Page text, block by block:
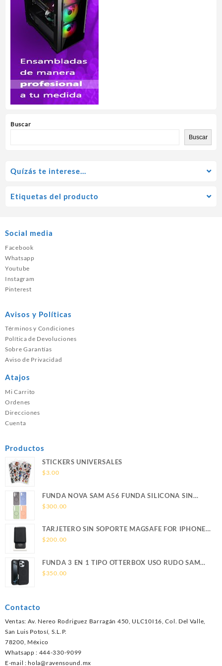
Buscar
Buscar
Quízás te interese…
Etiquetas del producto
Social media
Facebook
Whatsapp
Youtube
Instagram
Pinterest
Avisos y Políticas
Términos y Condiciones
Política de Devoluciones
Sobre Garantías
Aviso de Privacidad
Atajos
Mi Carrito
Ordenes
Direcciones
Cuenta
Productos
STICKERS UNIVERSALES
$3.00
FUNDA NOVA SAM A56 FUNDA SILICONA SIN
SOPORTE MAGNETICO SAMSUNG
$300.00
TARJETERO SIN SOPORTE MAGSAFE FOR IPHONE
LEATHER WALLET MAGSAFE
$200.00
FUNDA 3 EN 1 TIPO OTTERBOX USO RUDO SAM
S26 ULTRA SAMSUNG S26 ULTRA
$350.00
Contacto
Ventas: Av. Nereo Rodriguez Barragán 450, ULC10I16, Col. Del Valle,
San Luis Potosí, S.L.P.
78200, México
Whatsapp : 444-330-9099
E-mail :hola@ravensound.mx